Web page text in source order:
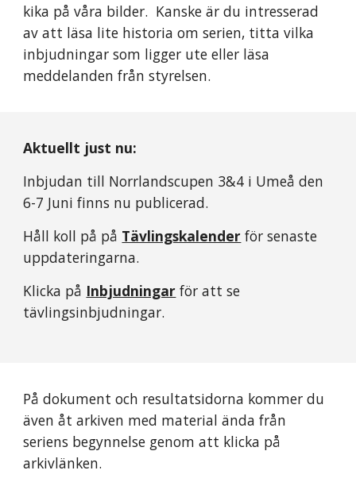
kika på våra bilder. Kanske är du intresserad
av att läsa lite historia om serien, titta vilka
inbjudningar som ligger ute eller läsa
meddelanden från styrelsen.
Aktuellt just nu:
Inbjudan till Norrlandscupen 3&4 i Umeå den
6-7 Juni finns nu publicerad.
Håll koll på på Tävlingskalender för senaste
uppdateringarna.
Klicka på Inbjudningar för att se
tävlingsinbjudningar.
På dokument och resultatsidorna kommer du
även åt arkiven med material ända från
seriens begynnelse genom att klicka på
arkivlänken.